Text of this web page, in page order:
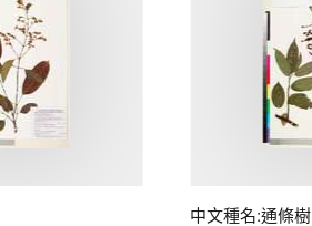
中文種名:通條樹